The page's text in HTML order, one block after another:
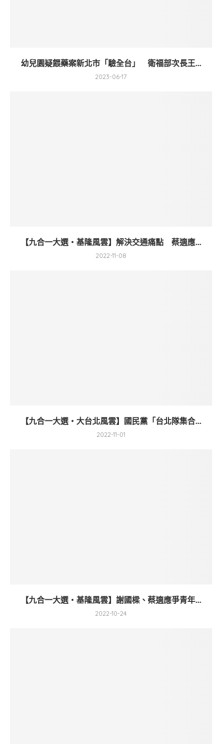
幼兒園疑餵藥案新北市「驗全台」 衛福部次長王...
2023-06-17
【九合一大選・基隆風雲】解決交通痛點 蔡適應...
2022-11-08
【九合一大選・大台北風雲】國民黨「台北隊集合...
2022-11-01
【九合一大選・基隆風雲】謝國樑、蔡適應爭青年...
2022-10-24